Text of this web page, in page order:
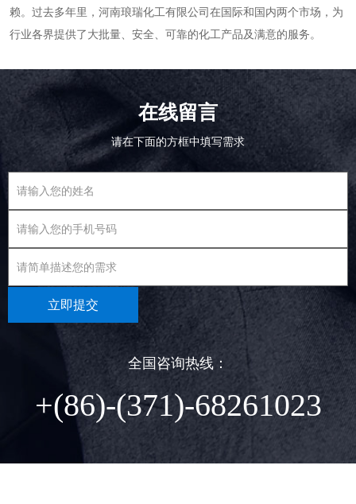
赖。过去多年里，河南琅瑞化工有限公司在国际和国内两个市场，为
行业各界提供了大批量、安全、可靠的化工产品及满意的服务。
在线留言
请在下面的方框中填写需求
立即提交
全国咨询热线：
+(86)-(371)-68261023